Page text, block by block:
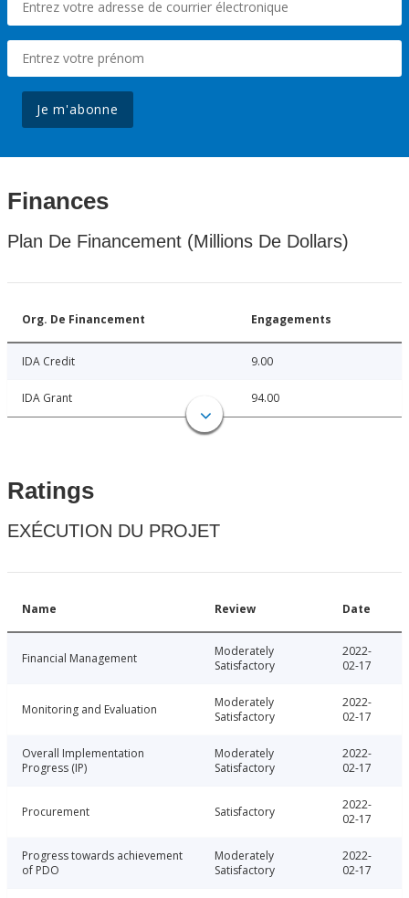
Je m'abonne
Finances
Plan De Financement (Millions De Dollars)
Org. De Financement Engagements
IDA Credit 9.00
IDA Grant 94.00
Ratings
EXÉCUTION DU PROJET
Name Review Date
Financial Management
Moderately
Satisfactory
2022-
02-17
Monitoring and Evaluation
Moderately
Satisfactory
2022-
02-17
Overall Implementation
Progress (IP)
Moderately
Satisfactory
2022-
02-17
Procurement Satisfactory
2022-
02-17
Progress towards achievement
of PDO
Moderately
Satisfactory
2022-
02-17